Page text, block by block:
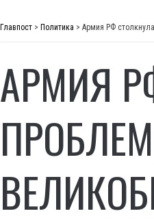
Главпост > Политика > Армия РФ
АРМИЯ